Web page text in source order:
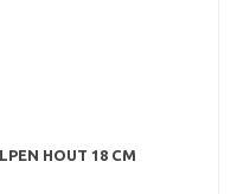
HOUT 18 CM